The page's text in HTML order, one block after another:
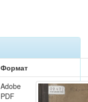
Формат
Adobe
PDF